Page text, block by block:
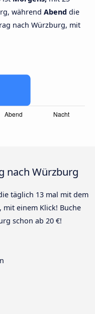
während Abend die
nach Würzburg, mit
nach Würzburg
täglich 13 mal mit dem
mit einem Klick! Buche
schon ab 20 €!